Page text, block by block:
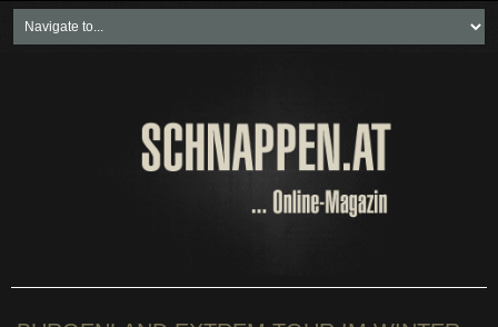
Neueste Beiträge
Soziales & Projekte